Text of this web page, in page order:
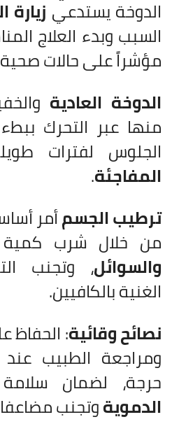
الدوخة يستدعي
السبب وبدء العلاج
مؤشراً على حالات
الدوخة العادية
منها عبر التحرك
الجلوس لفترات
المفاجئة.
ترطيب الجسمأمر
من خلال شرب
والسوائل، وتجنب
الغنية بالكافيين.
نصائح وقائية: الحفاظ
ومراجعة الطبيب
حرجة، لضمان سلامة
الدمويةوتجنب